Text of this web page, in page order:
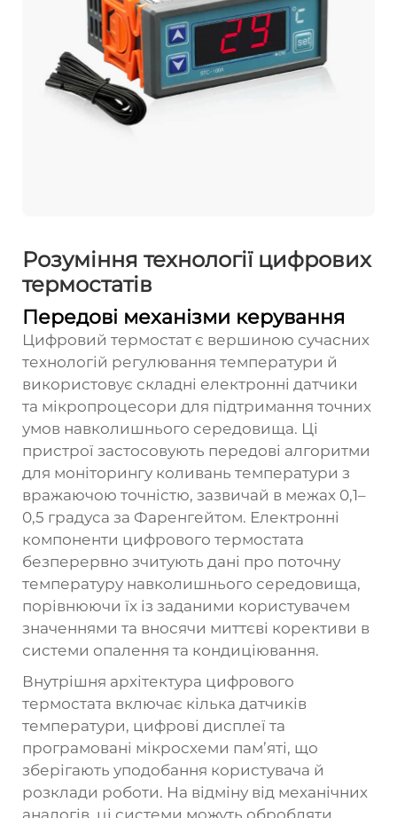
Розуміння технології цифрових
термостатів
Передові механізми керування
Цифровий термостат є вершиною сучасних
технологій регулювання температури й
використовує складні електронні датчики
та мікропроцесори для підтримання точних
умов навколишнього середовища. Ці
пристрої застосовують передові алгоритми
для моніторингу коливань температури з
вражаючою точністю, зазвичай в межах 0,1–
0,5 градуса за Фаренгейтом. Електронні
компоненти цифрового термостата
безперервно зчитують дані про поточну
температуру навколишнього середовища,
порівнюючи їх із заданими користувачем
значеннями та вносячи миттєві корективи в
системи опалення та кондиціювання.
Внутрішня архітектура цифрового
термостата включає кілька датчиків
температури, цифрові дисплеї та
програмовані мікросхеми пам’яті, що
зберігають уподобання користувача й
розклади роботи. На відміну від механічних
аналогів, ці системи можуть обробляти